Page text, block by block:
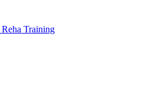
Training